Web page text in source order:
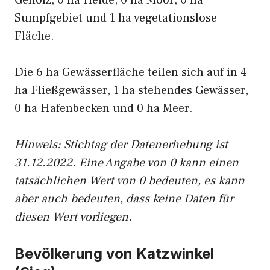
Sumpfgebiet und 1 ha vegetationslose
Fläche.
Die 6 ha Gewässerfläche teilen sich auf in 4
ha Fließgewässer, 1 ha stehendes Gewässer,
0 ha Hafenbecken und 0 ha Meer.
Hinweis: Stichtag der Datenerhebung ist
31.12.2022. Eine Angabe von 0 kann einen
tatsächlichen Wert von 0 bedeuten, es kann
aber auch bedeuten, dass keine Daten für
diesen Wert vorliegen.
Bevölkerung von Katzwinkel